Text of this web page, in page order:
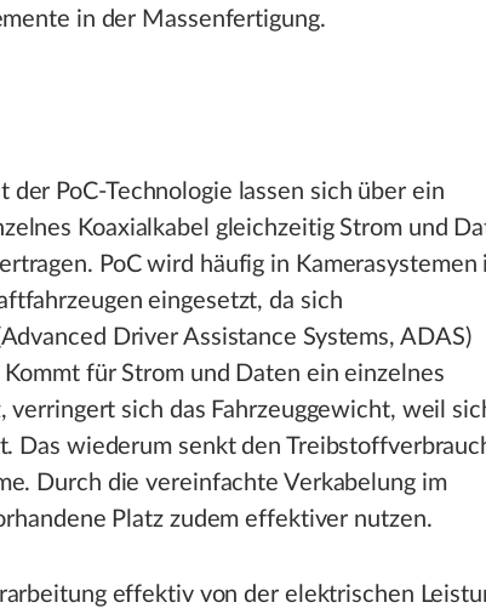
in der Massenfertigung.
der PoC-Technologie lassen sich über ein
Koaxialkabel gleichzeitig Strom und
PoC wird häufig in Kamerasystemen
eingesetzt, da sich
Driver Assistance Systems, ADAS)
für Strom und Daten ein einzelnes
verringert sich das Fahrzeuggewicht, weil
Das wiederum senkt den
Durch die vereinfachte Verkabelung im
Platz zudem effektiver nutzen.
effektiv von der elektrischen